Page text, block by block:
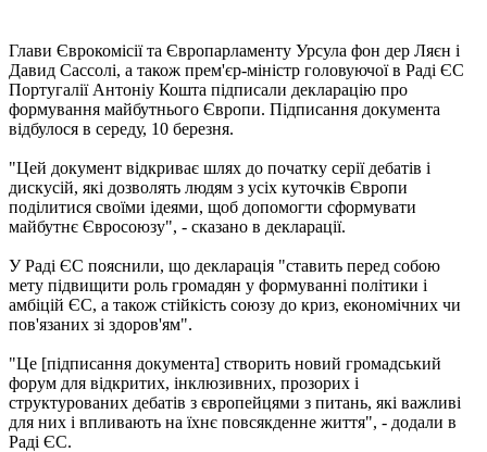
Глави Єврокомісії та Європарламенту Урсула фон дер Ляєн і
Давид Сассолі, а також прем'єр-міністр головуючої в Раді ЄС
Португалії Антоніу Кошта підписали декларацію про
формування майбутнього Європи. Підписання документа
відбулося в середу, 10 березня.
"Цей документ відкриває шлях до початку серії дебатів і
дискусій, які дозволять людям з усіх куточків Європи
поділитися своїми ідеями, щоб допомогти сформувати
майбутнє Євросоюзу", - сказано в декларації.
У Раді ЄС пояснили, що декларація "ставить перед собою
мету підвищити роль громадян у формуванні політики і
амбіцій ЄС, а також стійкість союзу до криз, економічних чи
пов'язаних зі здоров'ям".
"Це [підписання документа] створить новий громадський
форум для відкритих, інклюзивних, прозорих і
структурованих дебатів з європейцями з питань, які важливі
для них і впливають на їхнє повсякденне життя", - додали в
Раді ЄС.